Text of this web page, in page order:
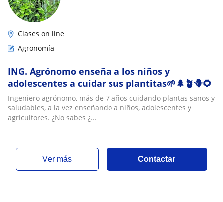
Clases on line
Agronomía
ING. Agrónomo enseña a los niños y
adolescentes a cuidar sus plantitas🌱🌲🪴🪻🌻
Ingeniero agrónomo, más de 7 años cuidando plantas sanos y
saludables, a la vez enseñando a niños, adolescentes y
agricultores. ¿No sabes ¿...
ver más Contactar